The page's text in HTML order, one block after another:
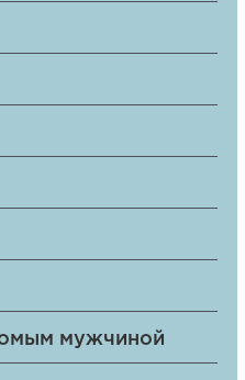
мужчиной